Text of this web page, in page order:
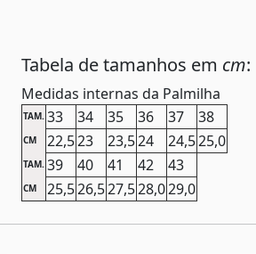
Tabela de tamanhos em cm:
Medidas internas da Palmilha
TAM. 33 34 35 36 37 38
CM 22,523 23,524 24,525,0
TAM. 39 40 41 42 43
CM 25,526,527,528,029,0